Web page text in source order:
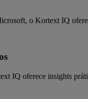
o Kortext IQ
IQ oferece insights